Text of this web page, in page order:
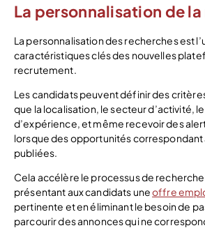
La personnalisation de
La personnalisation des recherches est
caractéristiques clés des nouvelles
recrutement.
Les candidats peuvent définir des
que la localisation, le secteur d’activité,
d’expérience, et même recevoir des
lorsque des opportunités correspondant
publiées.
Cela accélère le processus de
présentant aux candidats uneoffre
pertinente et en éliminant le besoin de
parcourir des annonces qui ne